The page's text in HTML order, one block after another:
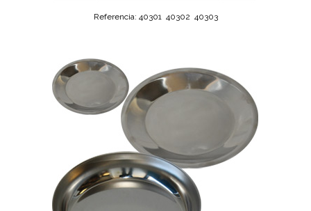
Referencia: 40301 40302 40303